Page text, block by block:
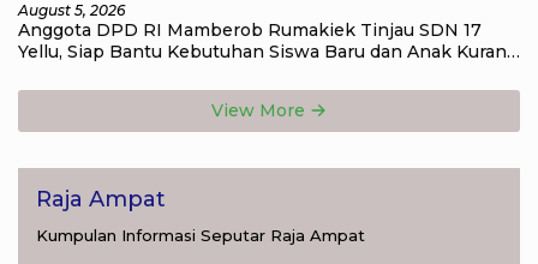
August 5, 2026
Anggota DPD RI Mamberob Rumakiek Tinjau SDN 17
Yellu, Siap Bantu Kebutuhan Siswa Baru dan Anak Kurang
View More
Raja Ampat
Kumpulan Informasi Seputar Raja Ampat